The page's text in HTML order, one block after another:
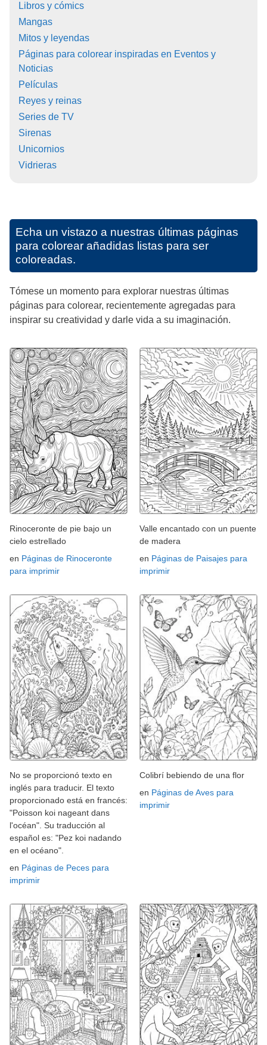
Libros y cómics
Mangas
Mitos y leyendas
Páginas para colorear inspiradas en Eventos y
Noticias
Películas
Reyes y reinas
Series de TV
Sirenas
Unicornios
Vidrieras
Echa un vistazo a nuestras últimas páginas
para colorear añadidas listas para ser
coloreadas.
Tómese un momento para explorar nuestras últimas
páginas para colorear, recientemente agregadas para
inspirar su creatividad y darle vida a su imaginación.
Rinoceronte de pie bajo un
cielo estrellado
en Páginas de Rinoceronte
para imprimir
Valle encantado con un puente
de madera
en Páginas de Paisajes para
imprimir
No se proporcionó texto en
inglés para traducir. El texto
proporcionado está en francés:
"Poisson koi nageant dans
l'océan". Su traducción al
español es: "Pez koi nadando
en el océano".
en Páginas de Peces para
imprimir
Colibrí bebiendo de una flor
en Páginas de Aves para
imprimir